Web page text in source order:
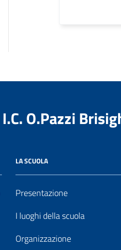
I.C. O.Pazzi
LA SCUOLA
Presentazione
I luoghi della scuola
Organizzazione